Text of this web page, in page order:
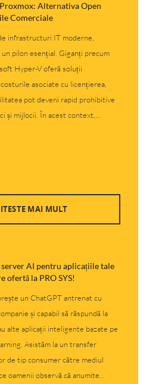
Alternativa Open
Comerciale
infrastructuri IT moderne,
pilon esențial. Giganți precum
Hyper-V oferă soluții
asociate cu licențierea,
pot deveni rapid prohibitive
și mijlocii. În acest context,...
MAI MULT
AI pentru aplicațiile tale
ofertă la PRO SYS!
un ChatGPT antrenat cu
și capabil să răspundă la
alte aplicații inteligente bazate pe
Asistăm la un transfer
de tip consumer către mediul
oamenii observă că anumite...